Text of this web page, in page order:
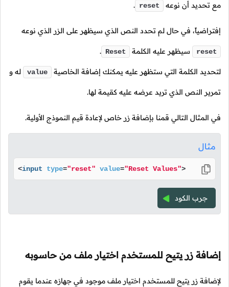
مع تحديد أن نوعه reset
.
إفتراضياً، في حال لم تحدد النص الذي سيظهر على الزر الذي نوعه
reset سيظهر عليه الكلمة Reset
.
لتحديد الكلمة التي ستظهر عليه يمكنك إضافة الخاصية value له و
تمرير النص الذي تريد عرضه عليه كقيمة لها.
في المثال التالي قمنا بإضافة زر خاص لإعادة قيم النموذج الأولية.
مثال
<input type="reset" value="Reset Values">
جرب الكود
إضافة زر يتيح للمستخدم اختيار ملف من حاسوبه
لإضافة زر يتيح للمستخدم اختيار ملف موجود في جهازه عندما يقوم